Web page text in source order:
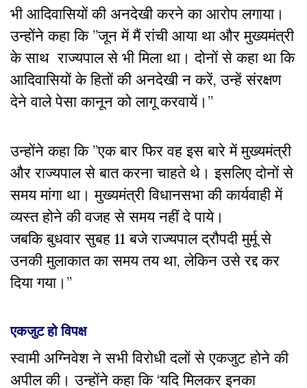
भी आदिवासियों की अनदेखी करने का आरोप लगाया।
उन्होंने कहा कि ”जून में मैं रांची आया था और मुख्यमंत्री
के साथ राज्यपाल से भी मिला था। दोनों से कहा था कि
आदिवासियों के हितों की अनदेखी न करें, उन्हें संरक्षण
देने वाले पेसा कानून को लागू करवायें।”
उन्होंने कहा कि ”एक बार फिर वह इस बारे में मुख्यमंत्री
और राज्यपाल से बात करना चाहते थे। इसलिए दोनों से
समय मांगा था। मुख्यमंत्री विधानसभा की कार्यवाही में
व्यस्त होने की वजह से समय नहीं दे पाये।
जबकिबुधवार सुबह 11 बजे राज्यपाल द्रौपदी मुर्मू से
उनकी मुलाकात का समय तय था, लेकिन उसे रद्द कर
दिया गया।”
एकजुट हो विपक्ष
स्वामी अग्निवेश ने सभी विरोधी दलों से एकजुट होने की
अपील की। उन्होंने कहा कि ‘यदि मिलकर इनका